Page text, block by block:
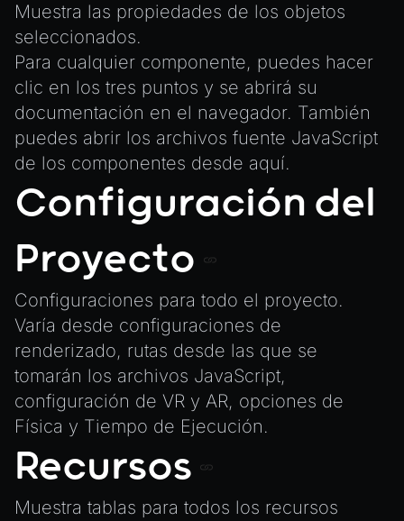
Muestra las propiedades de los objetos
seleccionados.
Para cualquier componente, puedes hacer
clic en los tres puntos y se abrirá su
documentación en el navegador. También
puedes abrir los archivos fuente JavaScript
de los componentes desde aquí.
Configuración del
Proyecto
Configuraciones para todo el proyecto.
Varía desde configuraciones de
renderizado, rutas desde las que se
tomarán los archivos JavaScript,
configuración de VR y AR, opciones de
Física y Tiempo de Ejecución.
Recursos
Muestra tablas para todos los recursos